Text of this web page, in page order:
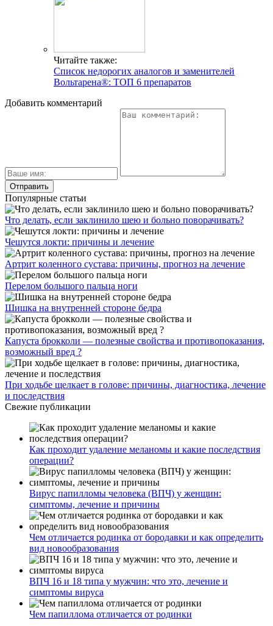
Читайте также:
Список недорогих аналогов и заменителей
Вольтарена®: ТОП 6 препаратов
Добавить комментарий
Популярные статьи
Что делать, если заклинило шею и больно поворачивать?
Чешутся локти: причины и лечение
Артрит коленного сустава: причины, прогноз на лечение
Перелом большого пальца ноги
Шишка на внутренней стороне бедра
Капуста брокколи — полезные свойства и противопоказания,
возможный вред ?
При ходьбе щелкает в голове: причины, диагностика, лечение
и последствия
Свежие публикации
Как проходит удаление меланомы и какие последствия
операции?
Вирус папилломы человека (ВПЧ) у женщин:
симптомы, лечение и причины
Чем отличается родинка от бородавки и как определить
вид новообразования
ВПЧ 16 и 18 типа у мужчин: что это, лечение и
симптомы вируса
Чем папиллома отличается от родинки